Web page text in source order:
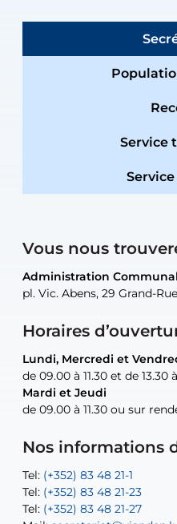
Service
Vous nous
Administration
pl. Vic. Abens, 29 Grand-
Horaires
Lundi, Mercredi et
de 09.00 à 11.30 et de
Mardi et Jeudi
de 09.00 à 11.30 ou sur
Nos informations
Tel: (+352) 83 48 21-1
Tel: (+352) 83 48 21-23
Tel: (+352) 83 48 21-27
Administration
pl. Vic. Abens, 29 Grand-
Lundi, Mercredi et
de 09.00 à 11.30 et de
Mardi et Jeudi
de 09.00 à 11.30 ou sur
Tel: (+352) 83 48 21-20
Tel: (+352) 83 48 21-22
Mail:
Administration
pl. Vic. Abens, 29 Grand-
uniquement sur rendez-
Mail:recette@vianden.lu
Administration
pl. Vic. Abens, 29 Grand-
uniquement sur rendez-
Tel:(+352) 83 48 21-31
Atelier Communal de la
30, rue Neugarten, L-9422
uniquement sur rendez-
Tel:Permanence (Fuite